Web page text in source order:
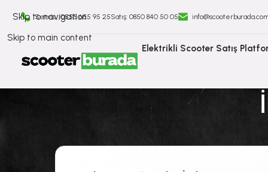
Skip to navigation
Skip to main content
Servis : 0555 655 95 25Satış: ⁠0850 840 50 05
Elektrikli Scooter Satış